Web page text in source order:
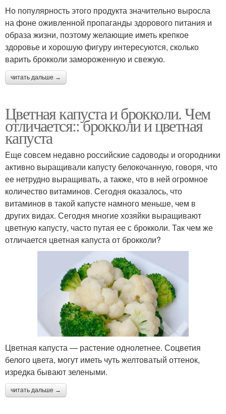
Но популярность этого продукта значительно выросла
на фоне оживленной пропаганды здорового питания и
образа жизни, поэтому желающие иметь крепкое
здоровье и хорошую фигуру интересуются, сколько
варить брокколи замороженную и свежую.
читать дальше →
Цветная капуста и брокколи. Чем
отличается:: брокколи и цветная
капуста
Еще совсем недавно российские садоводы и огородники
активно выращивали капусту белокочанную, говоря, что
ее нетрудно выращивать, а также, что в ней огромное
количество витаминов. Сегодня оказалось, что
витаминов в такой капусте намного меньше, чем в
других видах. Сегодня многие хозяйки выращивают
цветную капусту, часто путая ее с брокколи. Так чем же
отличается цветная капуста от брокколи?
Цветная капуста — растение однолетнее. Соцветия
белого цвета, могут иметь чуть желтоватый оттенок,
изредка бывают зелеными.
читать дальше →